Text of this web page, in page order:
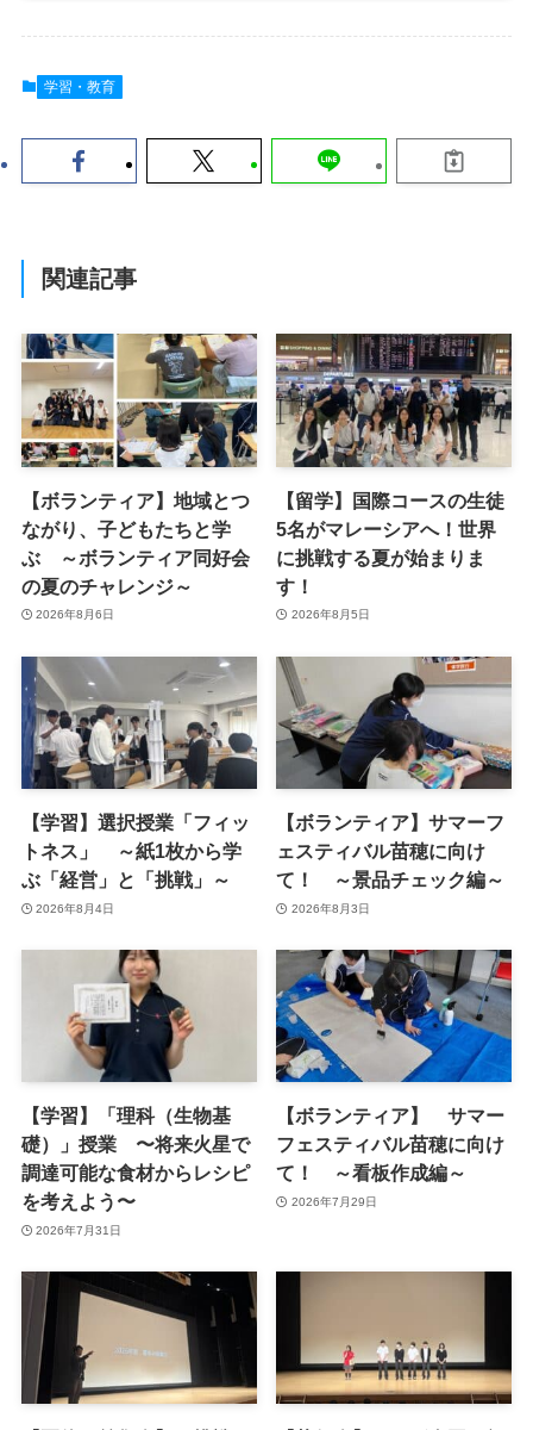
学習・教育
関連記事
【ボランティア】地域とつ
ながり、子どもたちと学
ぶ ～ボランティア同好会
の夏のチャレンジ～
2026年8月6日
【留学】国際コースの生徒
5名がマレーシアへ！世界
に挑戦する夏が始まりま
す！
2026年8月5日
【学習】選択授業「フィッ
トネス」 ～紙1枚から学
ぶ「経営」と「挑戦」～
2026年8月4日
【ボランティア】サマーフ
ェスティバル苗穂に向け
て！ ～景品チェック編～
2026年8月3日
【学習】「理科（生物基
礎）」授業 〜将来火星で
調達可能な食材からレシピ
を考えよう〜
2026年7月31日
【ボランティア】 サマー
フェスティバル苗穂に向け
て！ ～看板作成編～
2026年7月29日